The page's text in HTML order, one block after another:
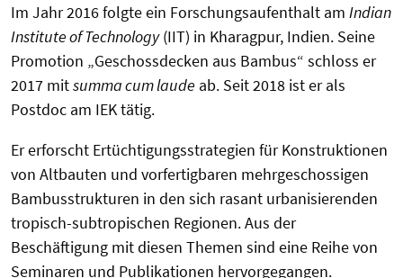
Im Jahr 2016 folgte ein Forschungsaufenthalt am Indian
Institute of Technology(IIT) in Kharagpur, Indien. Seine
Promotion „Geschossdecken aus Bambus“ schloss er
2017 mitsumma cum laude ab. Seit 2018 ist er als
Postdoc am IEK tätig.
Er erforscht Ertüchtigungsstrategien für Konstruktionen
von Altbauten und vorfertigbaren mehrgeschossigen
Bambusstrukturen in den sich rasant urbanisierenden
tropisch-subtropischen Regionen. Aus der
Beschäftigung mit diesen Themen sind eine Reihe von
Seminaren und Publikationen hervorgegangen.